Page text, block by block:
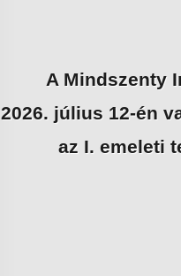
A Mindszenty
2026. július 12-én
az I. emeleti